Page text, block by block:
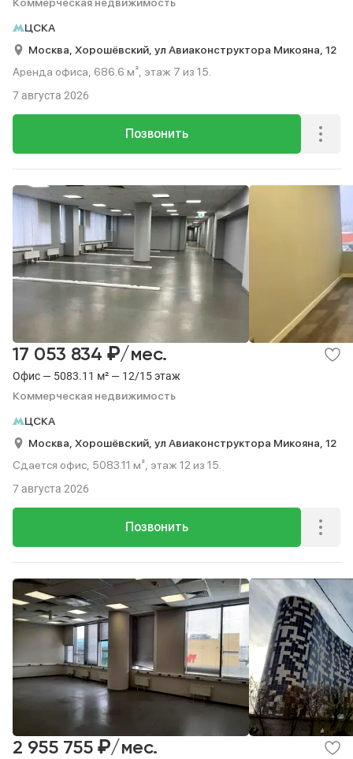
ЦСКА
Москва, Хорошёвский, ул Авиаконструктора Микояна, 12
Аренда офиса, 686.6 м², этаж 7 из 15.
Позвонить
7 августа 2026
Офис — 5083.11 м² — 12/15 этаж
Коммерческая недвижимость
17 053 834 ₽/мес.
ЦСКА
Москва, Хорошёвский, ул Авиаконструктора Микояна, 12
Сдается офис, 5083.11 м², этаж 12 из 15.
Позвонить
7 августа 2026
2 955 755 ₽/мес.